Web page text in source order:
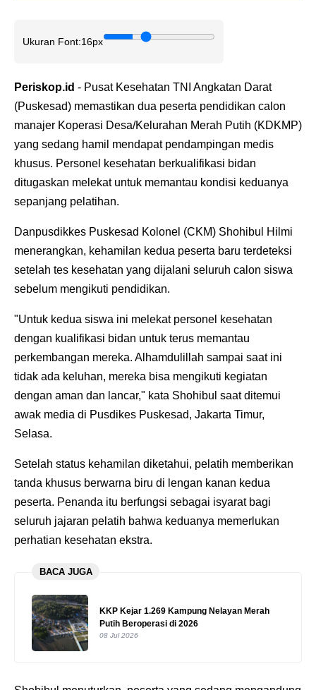
Ukuran Font:16px
Periskop.id - Pusat Kesehatan TNI Angkatan Darat
(Puskesad) memastikan dua peserta pendidikan calon
manajer Koperasi Desa/Kelurahan Merah Putih (KDKMP)
yang sedang hamil mendapat pendampingan medis
khusus. Personel kesehatan berkualifikasi bidan
ditugaskan melekat untuk memantau kondisi keduanya
sepanjang pelatihan.
Danpusdikkes Puskesad Kolonel (CKM) Shohibul Hilmi
menerangkan, kehamilan kedua peserta baru terdeteksi
setelah tes kesehatan yang dijalani seluruh calon siswa
sebelum mengikuti pendidikan.
"Untuk kedua siswa ini melekat personel kesehatan
dengan kualifikasi bidan untuk terus memantau
perkembangan mereka. Alhamdulillah sampai saat ini
tidak ada keluhan, mereka bisa mengikuti kegiatan
dengan aman dan lancar," kata Shohibul saat ditemui
awak media di Pusdikes Puskesad, Jakarta Timur,
Selasa.
Setelah status kehamilan diketahui, pelatih memberikan
tanda khusus berwarna biru di lengan kanan kedua
peserta. Penanda itu berfungsi sebagai isyarat bagi
seluruh jajaran pelatih bahwa keduanya memerlukan
perhatian kesehatan ekstra.
BACA JUGA
KKP Kejar 1.269 Kampung Nelayan Merah
Putih Beroperasi di 2026
08 Jul 2026